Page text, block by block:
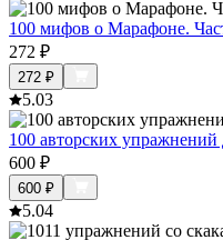
100 мифов о Марафоне.
272 ₽
272 ₽
5.03
100 авторских упражнений
600 ₽
600 ₽
5.04